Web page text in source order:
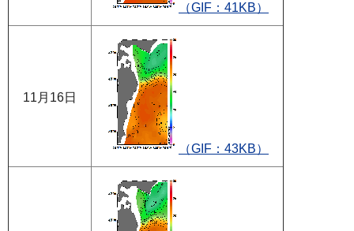
（GIF：41KB）
11月16日
（GIF：43KB）